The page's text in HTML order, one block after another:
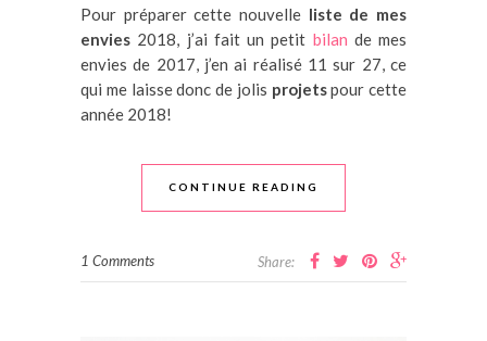
Pour préparer cette nouvelle liste de mes
envies 2018, j’ai fait un petit bilan de mes
envies de 2017, j’en ai réalisé 11 sur 27, ce
qui me laisse donc de jolis projetspour cette
année 2018!
CONTINUE READING
1 Comments Share: